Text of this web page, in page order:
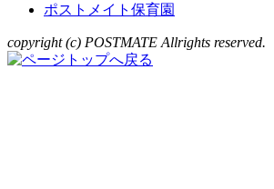
ポストメイト保育園
copyright (c) POSTMATE Allrights reserved.